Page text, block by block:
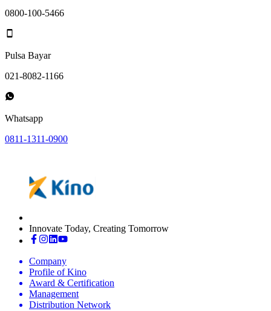
0800-100-5466
Pulsa Bayar
021-8082-1166
Whatsapp
0811-1311-0900
Innovate Today, Creating Tomorrow
Company
Profile of Kino
Award & Certification
Management
Distribution Network